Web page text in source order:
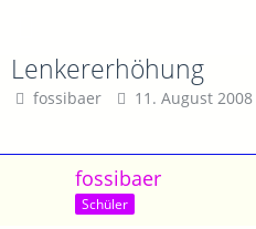
Lenkererhöhung
fossibaer 11. August 2008
fossibaer
Schüler